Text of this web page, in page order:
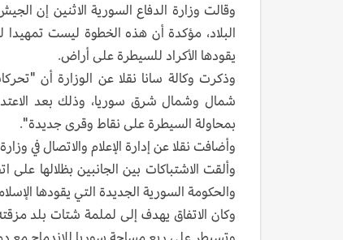
وقالت وزارة الدفاع السورية الاثنين إن
البلاد، مؤكدة أن هذه الخطوة ليست
يقودها الأكراد للسيطرة على أراض.
وذكرت وكالة سانا نقلا عن الوزارة أن
شمال وشمال شرق سوريا، وذلك بعد
بمحاولة السيطرة على نقاط وقرى جديدة".
وأضافت نقلا عن إدارة الإعلام والاتصال في
وألقت الاشتباكات بين الجانبين بظلالها
والحكومة السورية الجديدة التي يقودها